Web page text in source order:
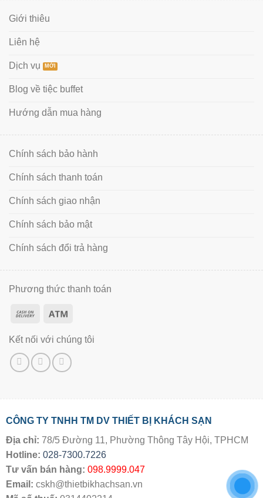
Giới thiêu
Liên hệ
Dịch vụ
Blog về tiệc buffet
Hướng dẫn mua hàng
Chính sách bảo hành
Chính sách thanh toán
Chính sách giao nhận
Chính sách bảo mật
Chính sách đổi trả hàng
Phương thức thanh toán
Kết nối với chúng tôi
CÔNG TY TNHH TM DV THIẾT BỊ KHÁCH SẠN
Địa chỉ: 78/5 Đường 11, Phường Thông Tây Hội, TPHCM
Hotline: 028-7300.7226
Tư vấn bán hàng: 098.9999.047
Email: cskh@thietbikhachsan.vn